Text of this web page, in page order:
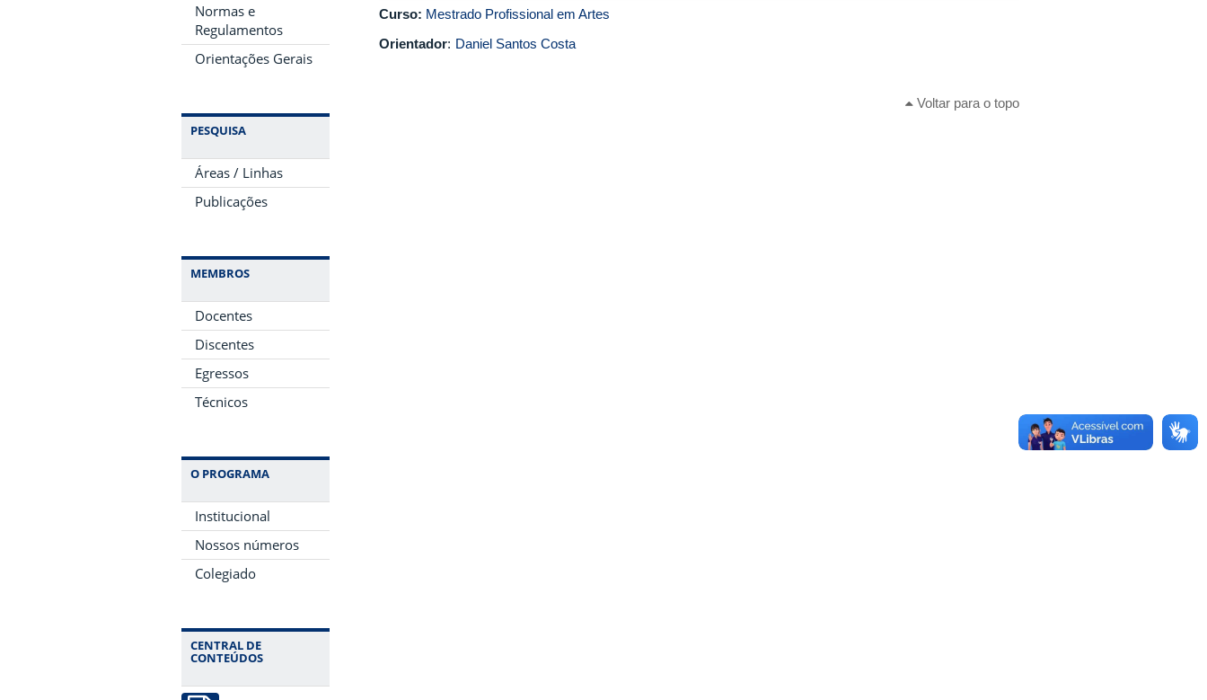
Normas e
Regulamentos
Orientações Gerais
PESQUISA
Áreas / Linhas
Publicações
MEMBROS
Docentes
Discentes
Egressos
Técnicos
O PROGRAMA
Institucional
Nossos números
Colegiado
CENTRAL DE
CONTEÚDOS
Curso: Mestrado Profissional em Artes
Orientador: Daniel Santos Costa
Voltar para o topo